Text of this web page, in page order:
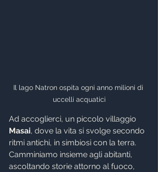
Il lago Natron ospita ogni anno milioni di
uccelli acquatici
Ad accoglierci, un piccolo villaggio
Masai, dove la vita si svolge secondo
ritmi antichi, in simbiosi con la terra.
Camminiamo insieme agli abitanti,
ascoltando storie attorno al fuoco,